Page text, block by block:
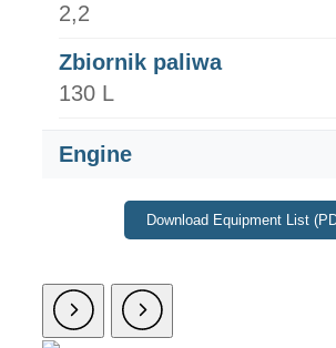
2,2
Zbiornik paliwa
130 L
Engine
Download Equipment List